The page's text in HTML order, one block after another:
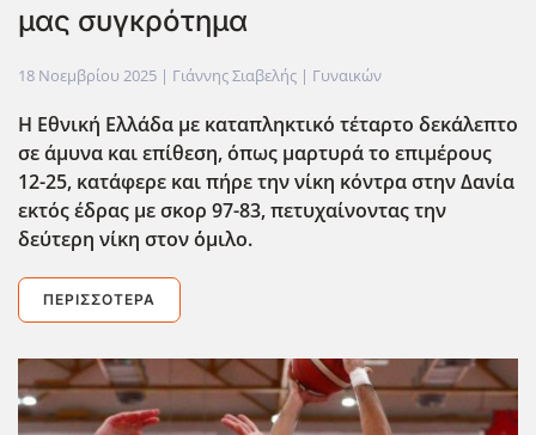
μας συγκρότημα
18 Νοεμβρίου 2025 | Γιάννης Σιαβελής | Γυναικών
Η Εθνική Ελλάδα με καταπληκτικό τέταρτο δεκάλεπτο
σε άμυνα και επίθεση, όπως μαρτυρά το επιμέρους
12-25, κατάφερε και πήρε την νίκη κόντρα στην Δανία
εκτός έδρας με σκορ 97-83, πετυχαίνοντας την
δεύτερη νίκη στον ΄΄ομιλο.
ΠΕΡΙΣΣΌΤΕΡΑ